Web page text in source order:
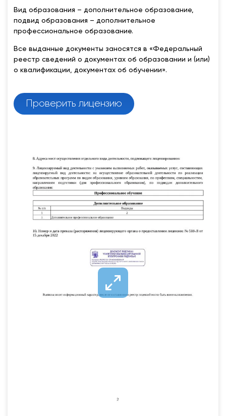
Вид образования – дополнительное образование,
подвид образования – дополнительное
профессиональное образование.
Все выданные документы заносятся в «Федеральный
реестр сведений о документах об образовании и (или)
о квалификации, документах об обучении».
Проверить лицензию